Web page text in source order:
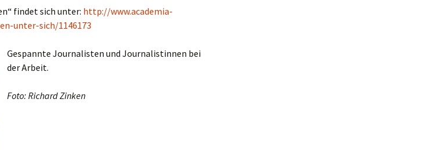
findet sich unter: http://www.academia-
unter-sich/1146173
Gespannte Journalisten und Journalistinnen bei
der Arbeit.
Foto: Richard Zinken